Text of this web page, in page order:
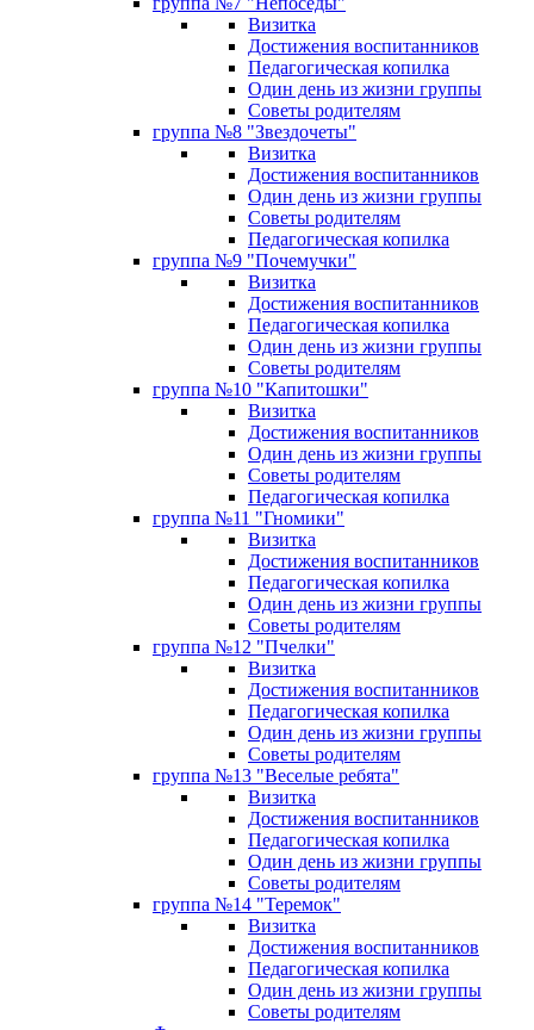
Визитка
Достижения воспитанников
Педагогическая копилка
Один день из жизни группы
Советы родителям
группа №8 "Звездочеты"
Визитка
Достижения воспитанников
Один день из жизни группы
Советы родителям
Педагогическая копилка
группа №9 "Почемучки"
Визитка
Достижения воспитанников
Педагогическая копилка
Один день из жизни группы
Советы родителям
группа №10 "Капитошки"
Визитка
Достижения воспитанников
Один день из жизни группы
Советы родителям
Педагогическая копилка
группа №11 "Гномики"
Визитка
Достижения воспитанников
Педагогическая копилка
Один день из жизни группы
Советы родителям
группа №12 "Пчелки"
Визитка
Достижения воспитанников
Педагогическая копилка
Один день из жизни группы
Советы родителям
группа №13 "Веселые ребята"
Визитка
Достижения воспитанников
Педагогическая копилка
Один день из жизни группы
Советы родителям
группа №14 "Теремок"
Визитка
Достижения воспитанников
Педагогическая копилка
Один день из жизни группы
Советы родителям